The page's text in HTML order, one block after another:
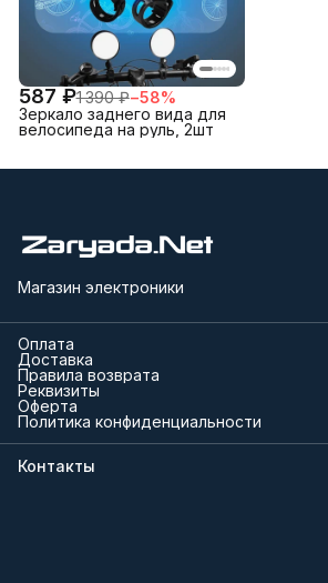
587 ₽1 390 ₽−58%
Зеркало заднего вида для
велосипеда на руль, 2шт
Магазин электроники
Оплата
Доставка
Правила возврата
Реквизиты
Оферта
Политика конфиденциальности
Контакты